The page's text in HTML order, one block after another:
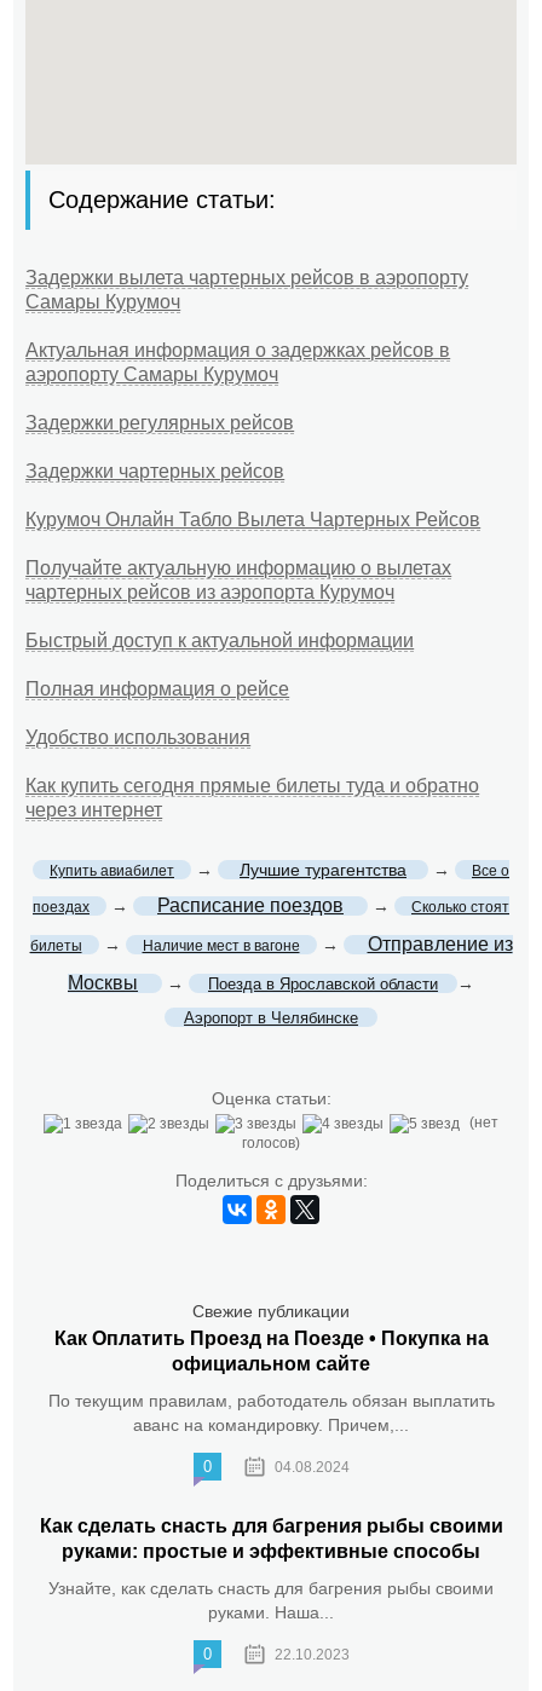
Содержание статьи:
Задержки вылета чартерных рейсов в аэропорту
Самары Курумоч
Актуальная информация о задержках рейсов в
аэропорту Самары Курумоч
Задержки регулярных рейсов
Задержки чартерных рейсов
Курумоч Онлайн Табло Вылета Чартерных Рейсов
Получайте актуальную информацию о вылетах
чартерных рейсов из аэропорта Курумоч
Быстрый доступ к актуальной информации
Полная информация о рейсе
Удобство использования
Как купить сегодня прямые билеты туда и обратно
через интернет
Купить авиабилет → Лучшие турагентства → Все о
поездах → Расписание поездов → Сколько стоят
билеты → Наличие мест в вагоне →
Отправление из
Москвы
→ Поезда в Ярославской области →
Аэропорт в Челябинске
Оценка статьи:
(нет
голосов)
Поделиться с друзьями:
Свежие публикации
Как Оплатить Проезд на Поезде • Покупка на
официальном сайте
По текущим правилам, работодатель обязан выплатить
аванс на командировку. Причем,...
0 04.08.2024
Как сделать снасть для багрения рыбы своими
руками: простые и эффективные способы
Узнайте, как сделать снасть для багрения рыбы своими
руками. Наша...
0 22.10.2023